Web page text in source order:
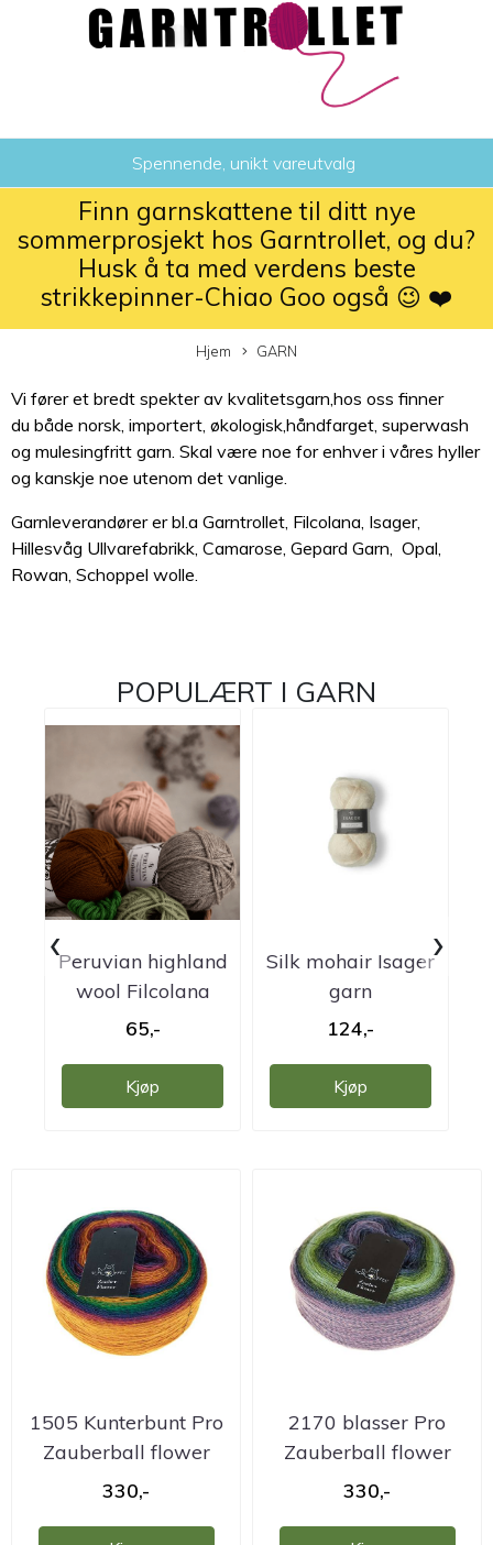
Spennende, unikt vareutvalg
Finn garnskattene til ditt nye
sommerprosjekt hos Garntrollet, og du?
Husk å ta med verdens beste
strikkepinner-Chiao Goo også 😉 ❤️
Hjem GARN
Vi fører et bredt spekter av kvalitetsgarn,hos oss finner
du både norsk, importert, økologisk,håndfarget, superwash
og mulesingfritt garn. Skal være noe for enhver i våres hyller
og kanskje noe utenom det vanlige.
Garnleverandører er bl.a Garntrollet Filcolana Isager,
Hillesvåg Ullvarefabrikk Camarose Gepard Garn Opal
Rowan Schoppel wolle
POPULÆRT I GARN
Peruvian highland
wool Filcolana
garn
65,-
Kjøp
Silk mohair Isager
garn
124,-
Kjøp
‹ ›
1505 Kunterbunt Pro
Zauberball flower
garn
330,-
2170 blasser Pro
Zauberball flower
garn
330,-